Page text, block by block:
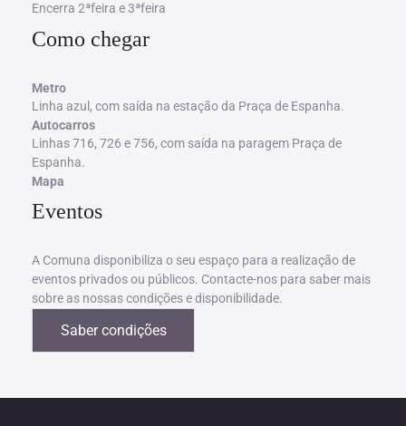
Encerra 2ªfeira e 3ªfeira
Como chegar
Metro
Linha azul, com saída na estação da Praça de Espanha.
Autocarros
Linhas 716, 726 e 756, com saída na paragem Praça de
Espanha.
Mapa
Eventos
A Comuna disponibiliza o seu espaço para a realização de
eventos privados ou públicos. Contacte-nos para saber mais
sobre as nossas condições e disponibilidade.
Saber condições